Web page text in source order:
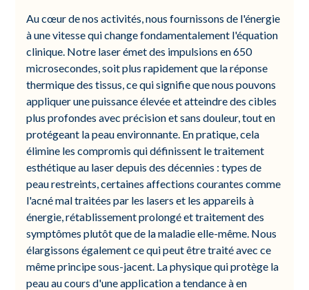
Au cœur de nos activités, nous fournissons de l'énergie
à une vitesse qui change fondamentalement l'équation
clinique. Notre laser émet des impulsions en 650
microsecondes, soit plus rapidement que la réponse
thermique des tissus, ce qui signifie que nous pouvons
appliquer une puissance élevée et atteindre des cibles
plus profondes avec précision et sans douleur, tout en
protégeant la peau environnante. En pratique, cela
élimine les compromis qui définissent le traitement
esthétique au laser depuis des décennies : types de
peau restreints, certaines affections courantes comme
l'acné mal traitées par les lasers et les appareils à
énergie, rétablissement prolongé et traitement des
symptômes plutôt que de la maladie elle-même. Nous
élargissons également ce qui peut être traité avec ce
même principe sous-jacent. La physique qui protège la
peau au cours d'une application a tendance à en